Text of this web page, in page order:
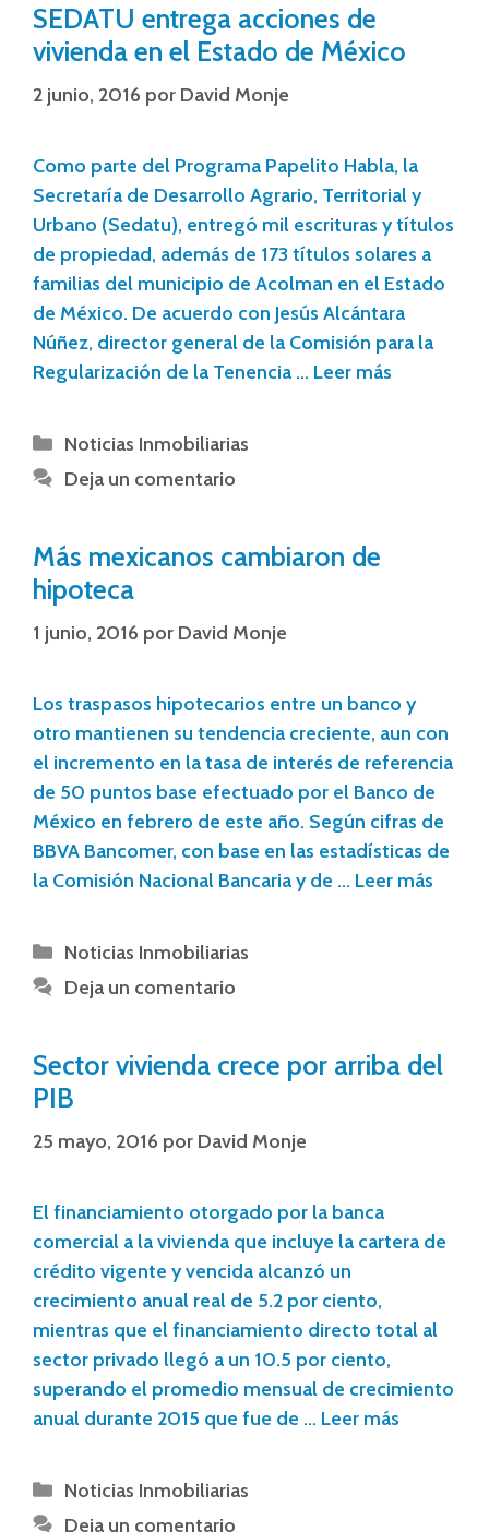
SEDATU entrega acciones de
vivienda en el Estado de México
2 junio, 2016 por David Monje
Como parte del Programa Papelito Habla, la
Secretaría de Desarrollo Agrario, Territorial y
Urbano (Sedatu), entregó mil escrituras y títulos
de propiedad, además de 173 títulos solares a
familias del municipio de Acolman en el Estado
de México. De acuerdo con Jesús Alcántara
Núñez, director general de la Comisión para la
Regularización de la Tenencia … Leer más
Noticias Inmobiliarias
Deja un comentario
Más mexicanos cambiaron de
hipoteca
1 junio, 2016 por David Monje
Los traspasos hipotecarios entre un banco y
otro mantienen su tendencia creciente, aun con
el incremento en la tasa de interés de referencia
de 50 puntos base efectuado por el Banco de
México en febrero de este año. Según cifras de
BBVA Bancomer, con base en las estadísticas de
la Comisión Nacional Bancaria y de … Leer más
Noticias Inmobiliarias
Deja un comentario
Sector vivienda crece por arriba del
PIB
25 mayo, 2016 por David Monje
El financiamiento otorgado por la banca
comercial a la vivienda que incluye la cartera de
crédito vigente y vencida alcanzó un
crecimiento anual real de 5.2 por ciento,
mientras que el financiamiento directo total al
sector privado llegó a un 10.5 por ciento,
superando el promedio mensual de crecimiento
anual durante 2015 que fue de … Leer más
Noticias Inmobiliarias
Deja un comentario